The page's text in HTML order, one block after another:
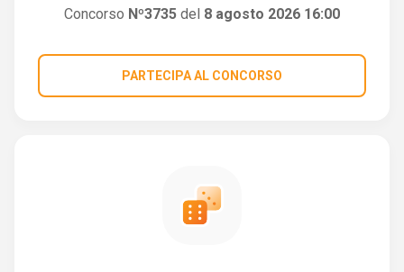
Concorso Nº3735 del 8 agosto 2026 16:00
PARTECIPA AL CONCORSO